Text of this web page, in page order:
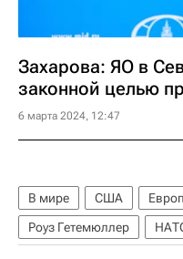
Захарова: ЯО в
законной целью
6 марта 2024, 12:47
В мире США
Роуз Гетемюллер